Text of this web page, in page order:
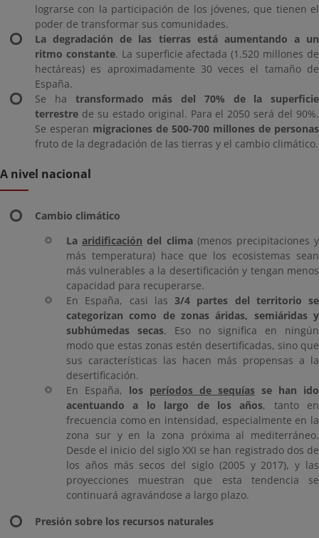
lograrse con la participación de los jóvenes, que tienen el
poder de transformar sus comunidades.
La degradación de las tierras está aumentando a un
ritmo constante. La superficie afectada (1.520 millones de
hectáreas) es aproximadamente 30 veces el tamaño de
España.
Se ha transformado más del 70% de la superficie
terrestre de su estado original. Para el 2050 será del 90%.
Se esperan migraciones de 500-700 millones de personas
fruto de la degradación de las tierras y el cambio climático.
A nivel nacional
Cambio climático
Laaridificación del clima(menos precipitaciones y
más temperatura) hace que los ecosistemas sean
más vulnerables a la desertificación y tengan menos
capacidad para recuperarse.
En España, casi las 3/4 partes del territorio se
categorizan como de zonas áridas, semiáridas y
subhúmedas secas. Eso no significa en ningún
modo que estas zonas estén desertificadas, sino que
sus características las hacen más propensas a la
desertificación.
En España, los períodos de sequías se han ido
acentuando a lo largo de los años, tanto en
frecuencia como en intensidad, especialmente en la
zona sur y en la zona próxima al mediterráneo.
Desde el inicio del siglo XXI se han registrado dos de
los años más secos del siglo (2005 y 2017), y las
proyecciones muestran que esta tendencia se
continuará agravándose a largo plazo.
Presión sobre los recursos naturales